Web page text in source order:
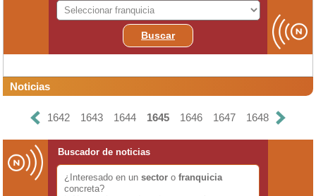
Buscar
Noticias
1642 1643 1644 1645 1646 1647 1648
Buscador de noticias
¿Interesado en un sector o franquicia
concreta?